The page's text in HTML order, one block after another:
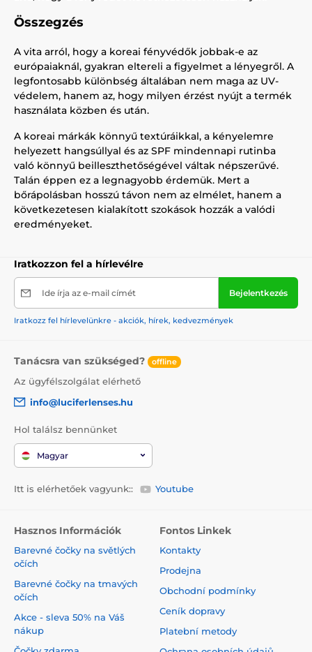
Összegzés
A vita arról, hogy a koreai fényvédők jobbak-e az
európaiaknál, gyakran eltereli a figyelmet a lényegről. A
legfontosabb különbség általában nem maga az UV-
védelem, hanem az, hogy milyen érzést nyújt a termék
használata közben és után.
A koreai márkák könnyű textúráikkal, a kényelemre
helyezett hangsúllyal és az SPF mindennapi rutinba
való könnyű beilleszthetőségével váltak népszerűvé.
Talán éppen ez a legnagyobb érdemük. Mert a
bőrápolásban hosszú távon nem az elmélet, hanem a
következetesen kialakított szokások hozzák a valódi
eredményeket.
Iratkozzon fel a hírlevélre
Ide írja az e-mail címét Bejelentkezés
Iratkozz fel hírlevelünkre - akciók, hírek, kedvezmények
Tanácsra van szükséged? offline
Az ügyfélszolgálat elérhető
info@luciferlenses.hu
Hol találsz bennünket
Magyar
Itt is elérhetőek vagyunk:: Youtube
Hasznos Információk
Barevné čočky na světlých
očích
Barevné čočky na tmavých
očích
Akce - sleva 50% na Váš
nákup
Fontos Linkek
Kontakty
Prodejna
Obchodní podmínky
Ceník dopravy
Platební metody